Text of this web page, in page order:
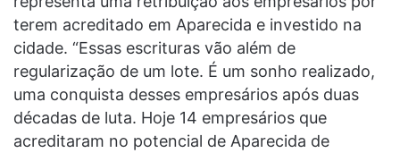
terem acreditado em Aparecida e investido na
cidade. “Essas escrituras vão além de
regularização de um lote. É um sonho realizado,
uma conquista desses empresários após duas
décadas de luta. Hoje 14 empresários que
acreditaram no potencial de Aparecida de